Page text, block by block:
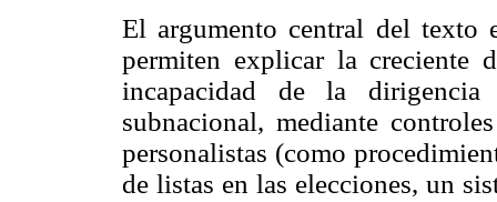
El argumento central del texto
permiten explicar la creciente
incapacidad de la
subnacional, mediante
personalistas (como
de listas en las elecciones, un